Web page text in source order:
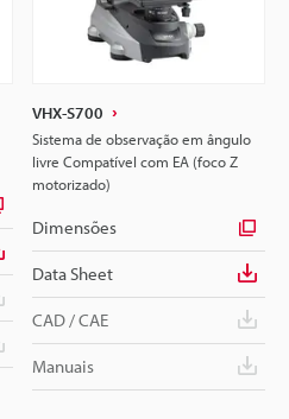
VHX-S700
Sistema de observação em ângulo
livre Compatível com EA (foco Z
motorizado)
Dimensões
Data Sheet
CAD / CAE
Manuais